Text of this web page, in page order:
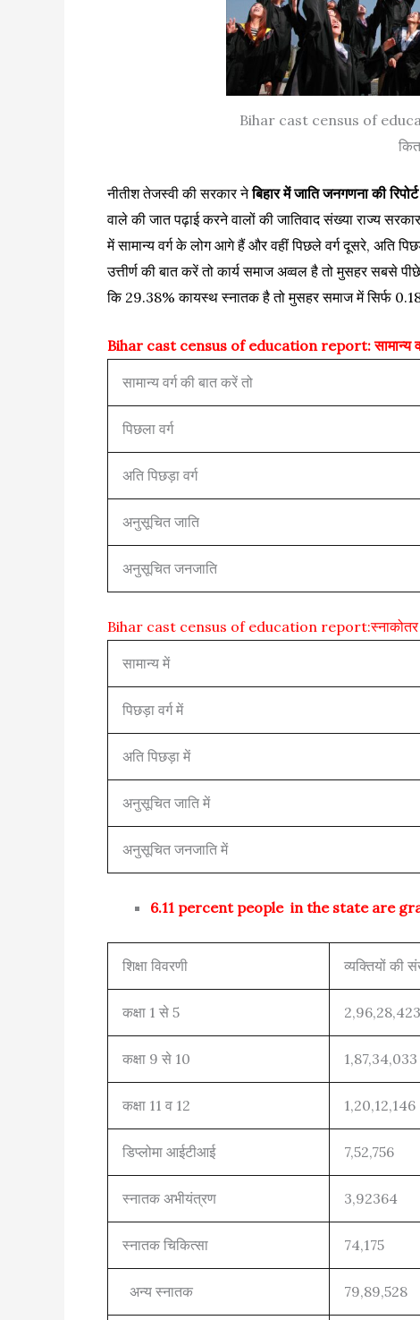
Bihar cast census of
नीतीश तेजस्वी की सरकार नेबिहार में जाति जनगणना की
वाले की जात पढ़ाई करने वालों की जातिवाद संख्या राज्य
में सामान्य वर्ग के लोग आगे हैं और वहीं पिछले वर्ग दूसरे, अति
उत्तीर्ण की बात करें तो कार्य समाज अव्वल है तो मुसहर सबसे
कि 29.38% कायस्थ स्नातक है तो मुसहर समाज में सिर्फ 0.18
Bihar cast census of education report: सामान्य
सामान्य वर्ग की बात करें तो
पिछला वर्ग
अति पिछड़ा वर्ग
अनुसूचित जाति
अनुसूचित जनजाति
Bihar cast census of education report:स्नाकोतर
सामान्य में
पिछड़ा वर्ग में
अति पिछड़ा में
अनुसूचित जाति में
अनुसूचित जनजाति में
6.11 percent people in the state are
शिक्षा विवरणी व्यक्तियों की
कक्षा 1 से 5 2,96,28,423
कक्षा 9 से 10 1,87,34,033
कक्षा 11 व 12 1,20,12,146
डिप्लोमा आईटीआई 7,52,756
स्नातक अभीयंत्रण 3,92364
स्नातक चिकित्सा 74,175
अन्य स्नातक 79,89,528